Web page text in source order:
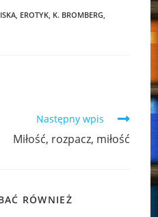
, EROTYK, K. BROMBERG,
Następny wpis
Miłość, rozpacz, miłość
RÓWNIEŻ